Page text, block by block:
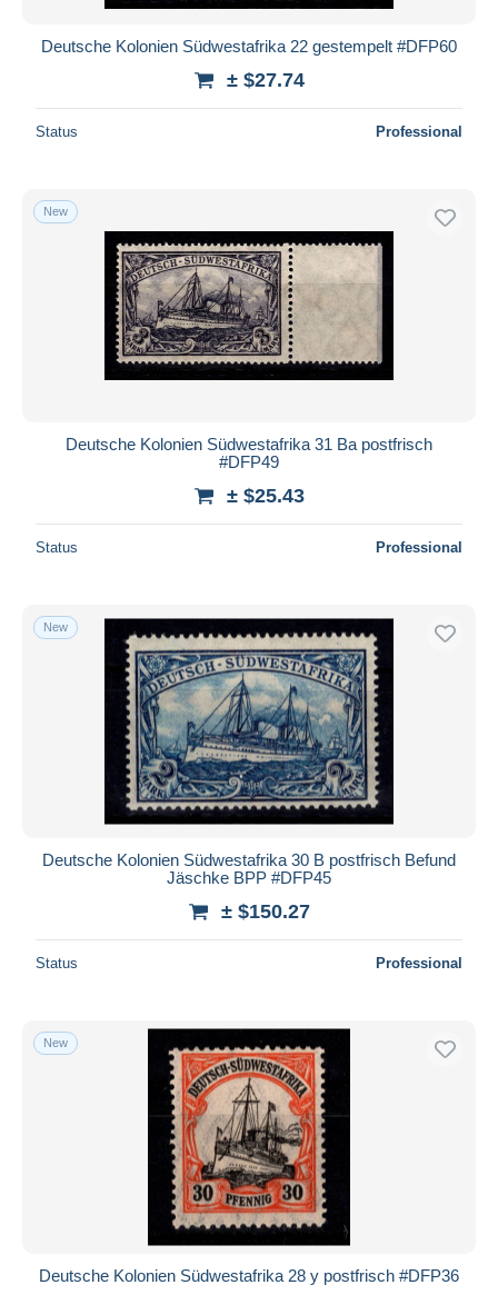
Deutsche Kolonien Südwestafrika 22 gestempelt #DFP60
± $27.74
Status Professional
New
Deutsche Kolonien Südwestafrika 31 Ba postfrisch
#DFP49
± $25.43
Status Professional
New
Deutsche Kolonien Südwestafrika 30 B postfrisch Befund
Jäschke BPP #DFP45
± $150.27
Status Professional
New
Deutsche Kolonien Südwestafrika 28 y postfrisch #DFP36